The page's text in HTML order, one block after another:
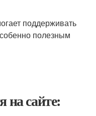
поддерживать
полезным
на сайте: